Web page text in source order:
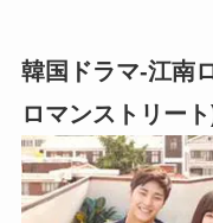
韓国ドラマ-江南
ロマンストリー